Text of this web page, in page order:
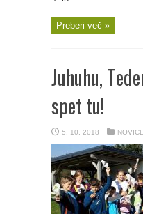
Preberi več »
Juhuhu,
spet tu!
5. 10. 2018 NOVICE